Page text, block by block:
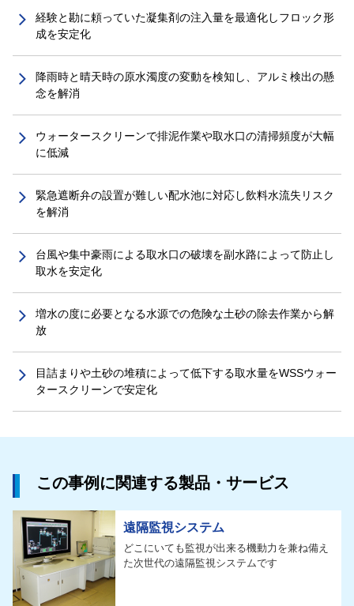
経験と勘に頼っていた凝集剤の注入量を最適化しフロック形
成を安定化
降雨時と晴天時の原水濁度の変動を検知し、アルミ検出の懸
念を解消
ウォータースクリーンで排泥作業や取水口の清掃頻度が大幅
に低減
緊急遮断弁の設置が難しい配水池に対応し飲料水流失リスク
を解消
台風や集中豪雨による取水口の破壊を副水路によって防止し
取水を安定化
増水の度に必要となる水源での危険な土砂の除去作業から解
放
目詰まりや土砂の堆積によって低下する取水量をWSSウォー
タースクリーンで安定化
この事例に関連する製品・サービス
遠隔監視システム
どこにいても監視が出来る機動力を兼ね備え
た次世代の遠隔監視システムです